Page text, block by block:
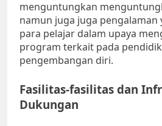
menguntungkan
namun juga juga pengalaman
para pelajar dalam upaya
program terkait pada
pengembangan diri.
Fasilitas-fasilitas dan
Dukungan